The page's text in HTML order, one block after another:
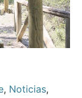
, Noticias,